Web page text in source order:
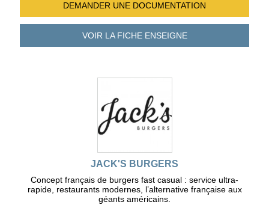
DEMANDER UNE DOCUMENTATION
VOIR LA FICHEENSEIGNE
JACK'S BURGERS
Concept français de burgers fast casual : service ultra-
rapide, restaurants modernes, l’alternative française aux
géants américains.